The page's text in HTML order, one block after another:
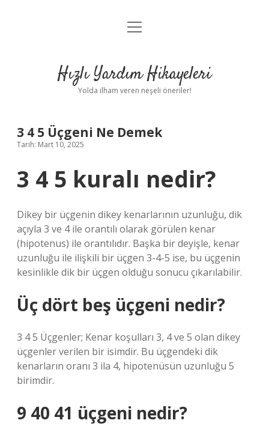
Anasayfa
Yasal Uyarı
menüyü
Hızlı Yardım Hikayeleri
Yolda ilham veren neşeli öneriler!
3 4 5 Üçgeni Ne Demek
Tarih: Mart 10, 2025
3 4 5 kuralı nedir?
Dikey bir üçgenin dikey kenarlarının uzunluğu, dik
açıyla 3 ve 4 ile orantılı olarak görülen kenar
(hipotenus) ile orantılıdır. Başka bir deyişle, kenar
uzunluğu ile ilişkili bir üçgen 3-4-5 ise, bu üçgenin
kesinlikle dik bir üçgen olduğu sonucu çıkarılabilir.
Üç dört beş üçgeni nedir?
3 4 5 Üçgenler; Kenar koşulları 3, 4 ve 5 olan dikey
üçgenler verilen bir isimdir. Bu üçgendeki dik
kenarların oranı 3 ila 4, hipotenüsün uzunluğu 5
birimdir.
9 40 41 üçgeni nedir?